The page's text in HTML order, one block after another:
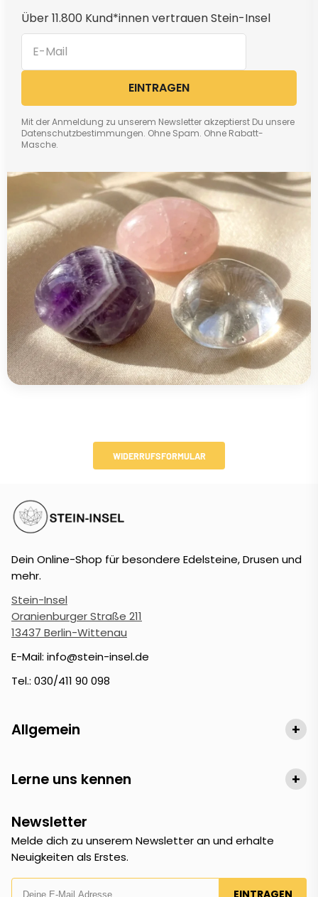
Über 11.800 Kund*innen vertrauen Stein-Insel
EINTRAGEN
Mit der Anmeldung zu unserem Newsletter akzeptierst Du unsere
Datenschutzbestimmungen. Ohne Spam. Ohne Rabatt-
Masche.
WIDERRUFSFORMULAR
Dein Online-Shop für besondere Edelsteine, Drusen und
mehr.
Stein-Insel
Oranienburger Straße 211
13437 Berlin-Wittenau
E-Mail: info@stein-insel.de
Tel.: 030/411 90 098
Allgemein +
Lerne uns kennen +
Newsletter
Melde dich zu unserem Newsletter an und erhalte
Neuigkeiten als Erstes.
EINTRAGEN